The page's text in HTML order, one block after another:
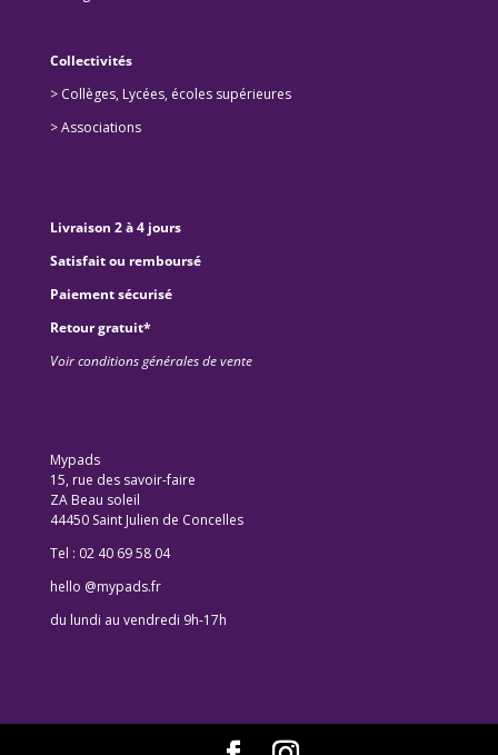
Collectivités
> Collèges, Lycées, écoles supérieures
>Associations
Livraison 2 à 4 jours
Satisfait ou remboursé
Paiement sécurisé
Retour gratuit*
Voir conditions générales de vente
Mypads
15, rue des savoir-faire
ZA Beau soleil
44450 Saint Julien de Concelles
Tel : 02 40 69 58 04
hello @mypads.fr
du lundi au vendredi 9h-17h